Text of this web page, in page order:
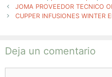
JOMA PROVEEDOR TECNICO
CUPPER INFUSIONES WINTER
Deja un comentario